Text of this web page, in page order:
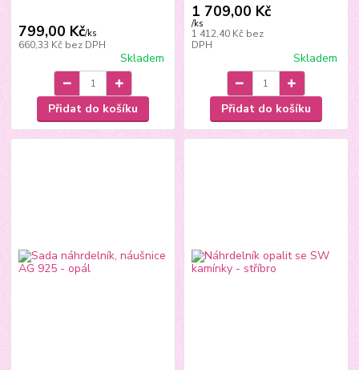
799,00 Kč/ks
660,33 Kč bez DPH
Skladem
Přidat do košíku
1 709,00 Kč
/ks
1 412,40 Kč bez
DPH
Skladem
Přidat do košíku